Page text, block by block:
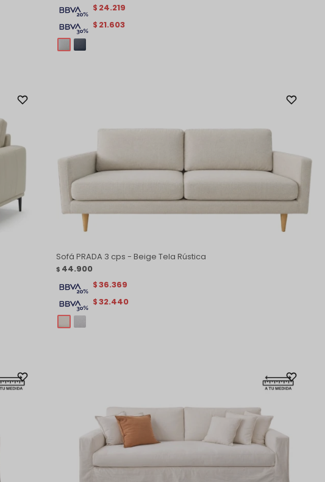
$ 21.603
$ 24.219
Sofá PRADA 3 cps - Beige Tela Rústica
$ 44.900
$32.440
$36.369